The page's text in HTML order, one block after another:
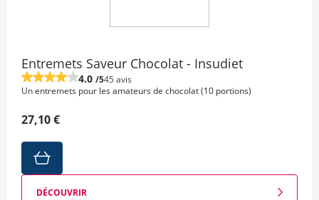
Entremets Saveur Chocolat - Insudiet
4.0 /545 avis
Un entremets pour les amateurs de chocolat (10 portions)
27,10 €
DÉCOUVRIR